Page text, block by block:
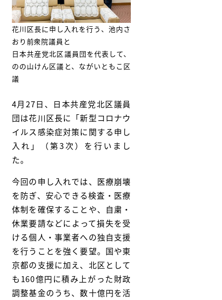
花川区長に申し入れを行う、池内さ
おり前衆院議員と
日本共産党北区議員団を代表して、
のの山けん区議と、ながいともこ区
議
4月27日、日本共産党北区議員
団は花川区長に「新型コロナウ
イルス感染症対策に関する申し
入れ」（第3次）を行いまし
た。
今回の申し入れでは、医療崩壊
を防ぎ、安心できる検査・医療
体制を確保することや、自粛・
休業要請などによって損失を受
ける個人・事業者への独自支援
を行うことを強く要望。国や東
京都の支援に加え、北区として
も160億円に積み上がった財政
調整基金のうち、数十億円を活